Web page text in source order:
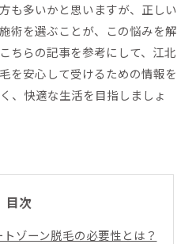
も多いかと思いますが、正しい
術を選ぶことが、この悩みを解
ちらの記事を参考にして、江北
を安心して受けるための情報を
、快適な生活を目指しましょ
目次
ゾーン脱毛の必要性とは？